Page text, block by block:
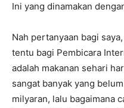
Ini yang dinamakan
Nah pertanyaan bagi
tentu bagi Pembicara
adalah makanan sehari
sangat banyak yang
milyaran, lalu bagaimana